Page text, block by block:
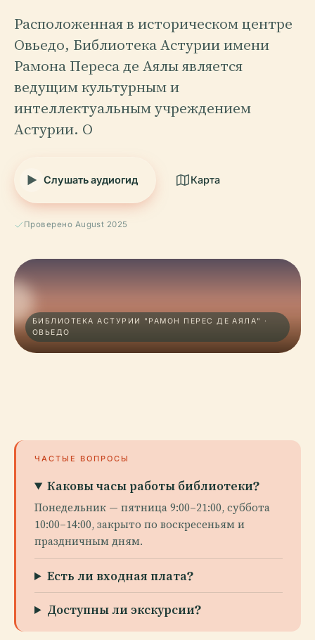
Расположенная в историческом центре
Овьедо, Библиотека Астурии имени
Рамона Переса де Аялы является
ведущим культурным и
интеллектуальным учреждением
Астурии. О
Слушать аудиогид Карта
Проверено August 2025
БИБЛИОТЕКА АСТУРИИ "РАМОН ПЕРЕС ДЕ АЯЛА" ·
ОВЬЕДО
ЧАСТЫЕ ВОПРОСЫ
Каковы часы работы библиотеки?
Понедельник — пятница 9:00–21:00, суббота
10:00–14:00, закрыто по воскресеньям и
праздничным дням.
Есть ли входная плата?
Доступны ли экскурсии?